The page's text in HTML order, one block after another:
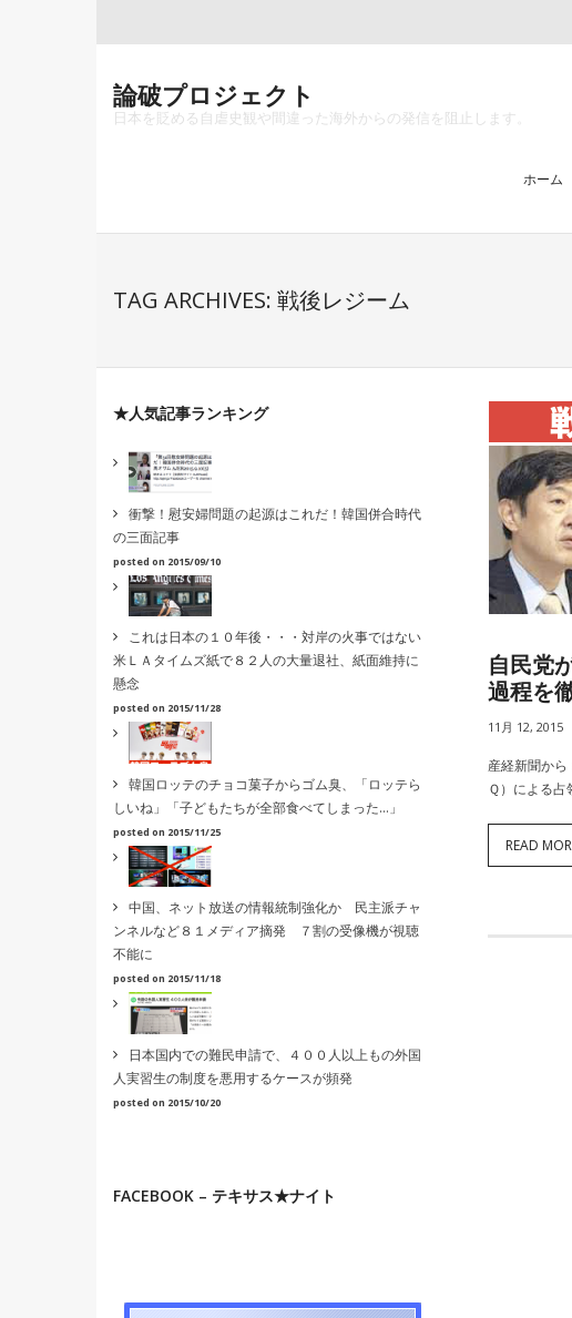
論破プロジェクト
日本を貶める自虐史観や間違った海外からの発信を阻止します。
ホーム
TAG ARCHIVES: 戦後レジーム
自民党
過程を
11月 12, 2015
産経新聞か
Ｑ）による
READ
★人気記事ランキング
衝撃！慰安婦問題の起源はこれだ！韓国併合時代
の三面記事
posted on 2015/09/10
これは日本の１０年後・・・対岸の火事ではない
米ＬＡタイムズ紙で８２人の大量退社、紙面維持に
懸念
posted on 2015/11/28
韓国ロッテのチョコ菓子からゴム臭、「ロッテら
しいね」「子どもたちが全部食べてしまった…」
posted on 2015/11/25
中国、ネット放送の情報統制強化か 民主派チャ
ンネルなど８１メディア摘発 ７割の受像機が視聴
不能に
posted on 2015/11/18
日本国内での難民申請で、４００人以上もの外国
人実習生の制度を悪用するケースが頻発
posted on 2015/10/20
FACEBOOK – テキサス★ナイト